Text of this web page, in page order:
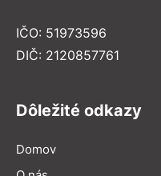
IČO: 51973596
DIČ: 2120857761
Dôležité odkazy
Domov